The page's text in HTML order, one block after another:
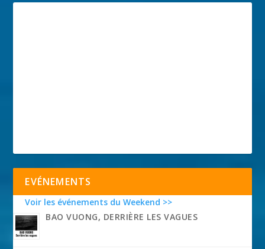
EVÉNEMENTS
Voir les événements du Weekend >>
BAO VUONG, DERRIÈRE LES VAGUES